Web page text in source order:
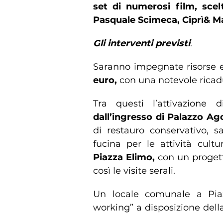
set di numerosi film,
Pasquale Scimeca, Ciprì&
Gli interventi previsti.
Saranno impegnate
euro, con una notevole
Tra questi l’attivazione
dall’ingresso di Palazzo
di restauro conservativo,
fucina per le attività
Piazza Elimo, con un
così le visite serali.
Un locale comunale a
working” a disposizione